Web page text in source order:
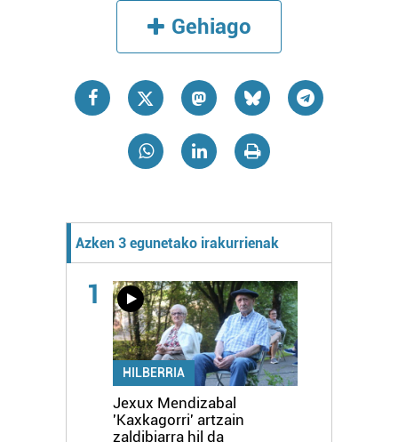
Gehiago
Azken 3 egunetako irakurrienak
1
HILBERRIA
Jexux Mendizabal
'Kaxkagorri' artzain
zaldibiarra hil da